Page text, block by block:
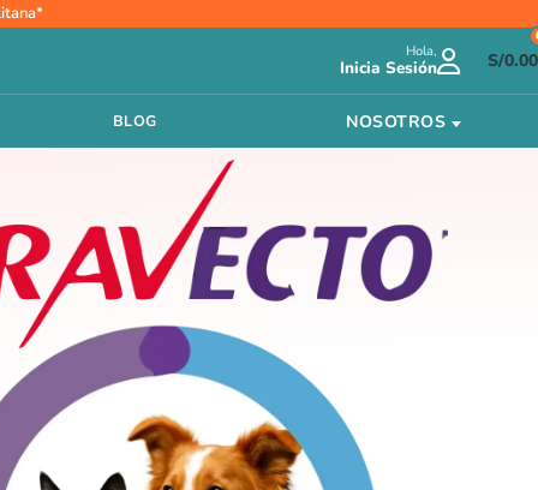
Hola,
Inicia Sesión S/0.00
BLOG NOSOTROS